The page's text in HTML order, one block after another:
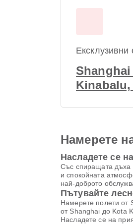
Kinabalu,
Намерете
Насладете се
Със спиращата дъха
и спокойната
най-доброто
Пътувайте
Намерете полети от
от Shanghai до Kota
Насладете се на